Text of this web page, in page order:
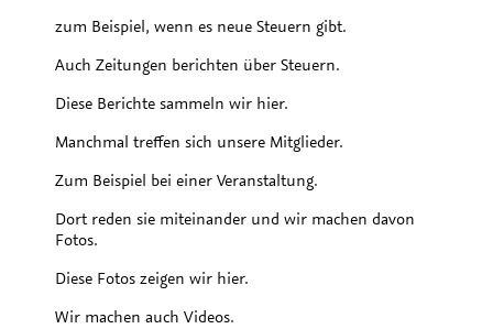
zum Beispiel, wenn es neue Steuern gibt.
Auch Zeitungen berichten über Steuern.
Diese Berichte sammeln wir hier.
Manchmal treffen sich unsere Mitglieder.
Zum Beispiel bei einer Veranstaltung.
Dort reden sie miteinander und wir machen davon
Fotos.
Diese Fotos zeigen wir hier.
Wir machen auch Videos.